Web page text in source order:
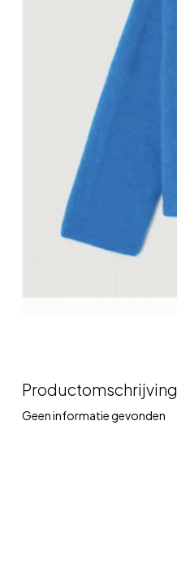
Productomschrijving
Geen informatie gevonden